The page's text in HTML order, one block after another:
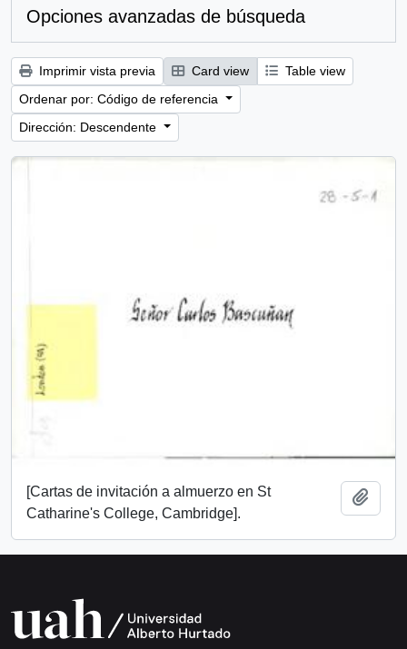
Opciones avanzadas de búsqueda
Imprimir vista previa Card view
Table view
Ordenar por: Código de referencia
Dirección: Descendente
[Cartas de invitación a almuerzo en St
Catharine's College, Cambridge].